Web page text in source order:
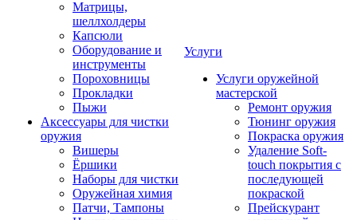
Матрицы,
шеллхолдеры
Капсюли
Оборудование и
инструменты
Пороховницы
Прокладки
Пыжи
Аксессуары для чистки
оружия
Вишеры
Ёршики
Наборы для чистки
Оружейная химия
Патчи, Тампоны
Услуги
Услуги оружейной
мастерской
Ремонт оружия
Тюнинг оружия
Покраска оружия
Удаление Soft-
touch покрытия с
последующей
покраской
Прейскурант